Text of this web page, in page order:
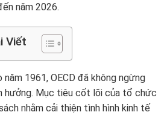
năm 2026.
Viết
1961, OECD đã không ngừng
hưởng. Mục tiêu cốt lõi của tổ chức
nhằm cải thiện tình hình kinh tế